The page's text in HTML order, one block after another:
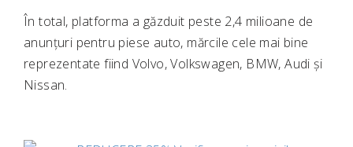
În total, platforma a găzduit peste 2,4 milioane de
anunțuri pentru piese auto, mărcile cele mai bine
reprezentate fiind Volvo, Volkswagen, BMW, Audi și
Nissan.